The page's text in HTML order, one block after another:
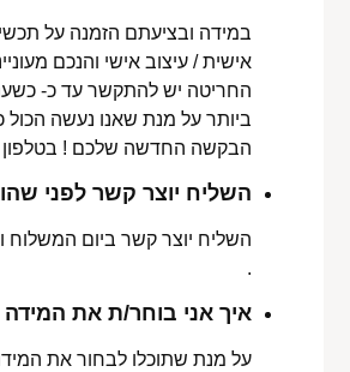
במידה ובציעתם הזמנה על
אישית / עיצוב אישי והנכם
החריטה יש להתקשר עד כ-
ביותר על מנת שאנו נעשה הכול
הבקשה החדשה שלכם !
השליח יוצר קשר לפני
השליח יוצר קשר ביום המשלוח
.
איך אני בוחר/ת את
על מנת שתוכלו לבחור את